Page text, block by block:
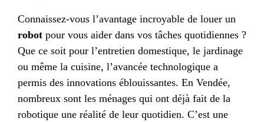
Connaissez-vous l’avantage incroyable de louer un
robot pour vous aider dans vos tâches quotidiennes ?
Que ce soit pour l’entretien domestique, le jardinage
ou même la cuisine, l’avancée technologique a
permis des innovations éblouissantes. En Vendée,
nombreux sont les ménages qui ont déjà fait de la
robotique une réalité de leur quotidien. C’est une